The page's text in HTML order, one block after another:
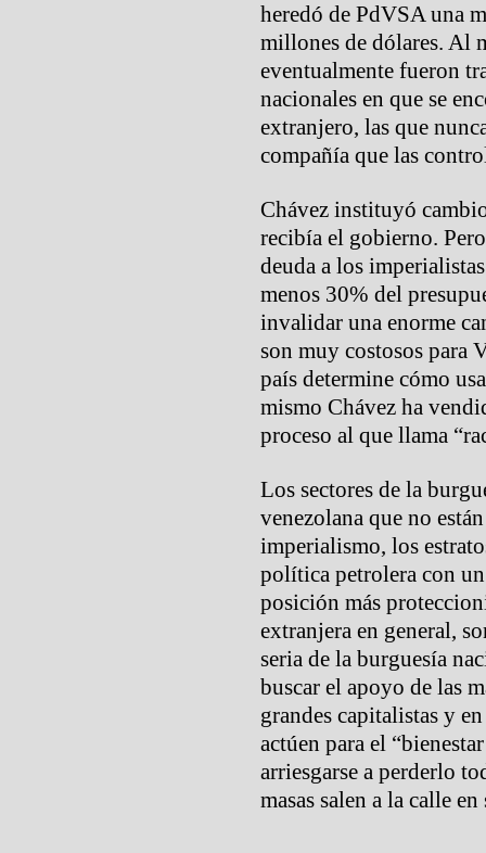
heredó de PdVSA una
millones de dólares. Al
eventualmente fueron
nacionales en que se
extranjero, las que
compañía que las
Chávez instituyó
recibía el gobierno.
deuda a los
menos 30% del
invalidar una enorme
son muy costosos para
país determine cómo
mismo Chávez ha
proceso al que llama
Los sectores de la
venezolana que no
imperialismo, los
política petrolera con
posición más
extranjera en general,
seria de la burguesía
buscar el apoyo de las
grandes capitalistas y
actúen para el
arriesgarse a perderlo
masas salen a la calle en